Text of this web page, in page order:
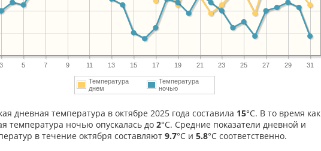
3 5 7 9 11 13 15 17 19 21 23 25 27 29 31
Температура
днем
Температура
ночью
дневная температура в октябре 2025 года составила 15°С. В то время как
температура ночью опускалась до 2°C. Средние показатели дневной и
в течение октября составляют 9.7°С и 5.8°С соответственно.